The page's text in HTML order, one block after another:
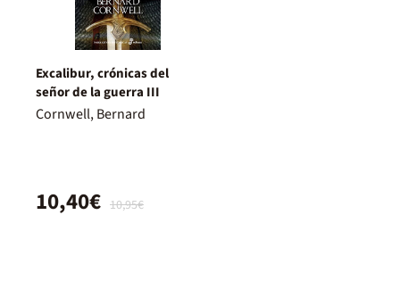
Excalibur, crónicas del
señor de la guerra III
Cornwell, Bernard
10,95€
10,40€